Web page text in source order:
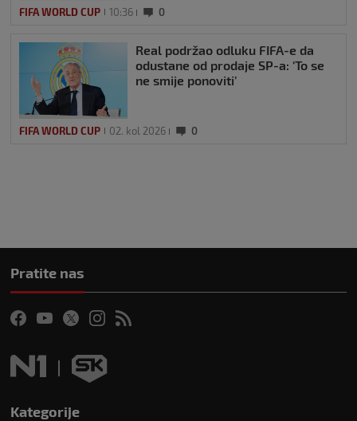
FIFA WORLD CUP 10:36 0
Real podržao odluku FIFA-e da
odustane od prodaje SP-a: ‘To se
ne smije ponoviti’
FIFA WORLD CUP 02. kol 2026 0
Pratite nas
Kategorije